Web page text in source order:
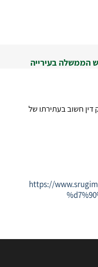
הממשלה בעירייה
https://